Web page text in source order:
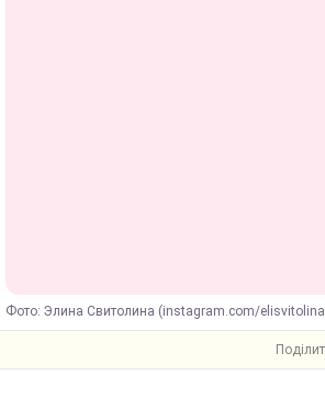
Фото: Элина Свитолина (instagram.com/